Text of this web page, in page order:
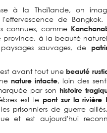
à la Thaïlande, on
de
connues, comme
à la beauté
sauvages, de
avant tout une beauté
nature intacte, loin des
par son histoire
est le pont sur la rivière
prisonniers de guerre
et est aujourd'hui